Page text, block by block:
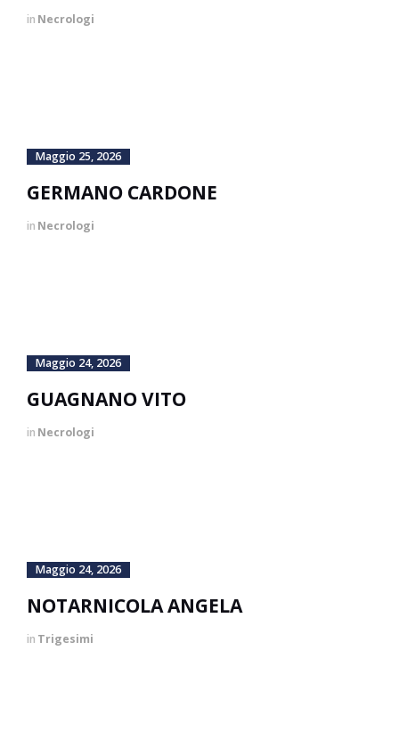
in Necrologi
Maggio 25, 2026
GERMANO CARDONE
in Necrologi
Maggio 24, 2026
GUAGNANO VITO
in Necrologi
Maggio 24, 2026
NOTARNICOLA ANGELA
in Trigesimi